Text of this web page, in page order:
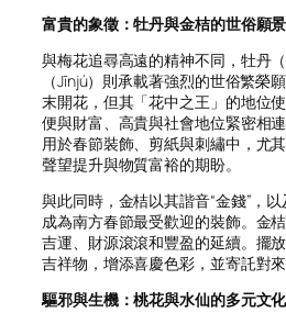
富貴的象徵：牡丹與金桔的世俗願景
與梅花追尋高遠的精神不同，牡丹（
（Jīnjú）則承載著強烈的世俗繁榮
末開花，但其「花中之王」的地位
便與財富、高貴與社會地位緊密相
用於春節裝飾、剪紙與刺繡中，尤
聲望提升與物質富裕的期盼。
與此同時，金桔以其諧音“金錢”，
成為南方春節最受歡迎的裝飾。金
吉運、財源滾滾和豐盈的延續。擺
吉祥物，增添喜慶色彩，並寄託對
驅邪與生機：桃花與水仙的多元文